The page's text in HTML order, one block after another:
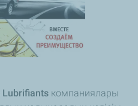
Lubrifiants компаниялары